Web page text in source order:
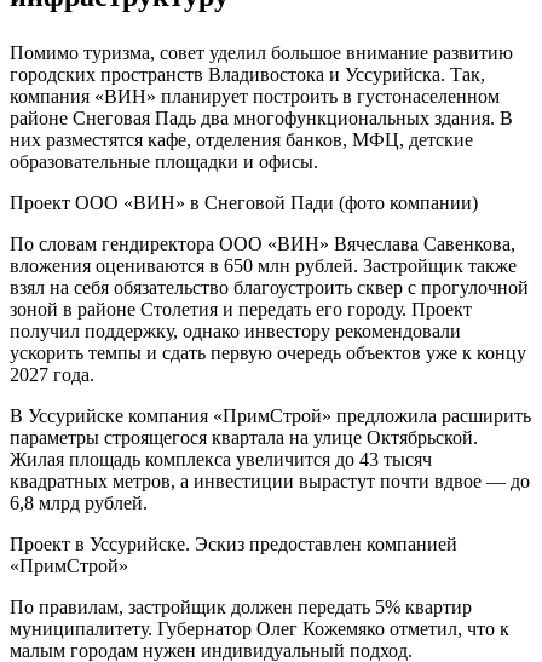
Помимо туризма, совет уделил большое внимание развитию
городских пространств Владивостока и Уссурийска. Так,
компания «ВИН» планирует построить в густонаселенном
районе Снеговая Падь два многофункциональных здания. В
них разместятся кафе, отделения банков, МФЦ, детские
образовательные площадки и офисы.
Проект ООО «ВИН» в Снеговой Пади (фото компании)
По словам гендиректора ООО «ВИН» Вячеслава Савенкова,
вложения оцениваются в 650 млн рублей. Застройщик также
взял на себя обязательство благоустроить сквер с прогулочной
зоной в районе Столетия и передать его городу. Проект
получил поддержку, однако инвестору рекомендовали
ускорить темпы и сдать первую очередь объектов уже к концу
2027 года.
В Уссурийске компания «ПримСтрой» предложила расширить
параметры строящегося квартала на улице Октябрьской.
Жилая площадь комплекса увеличится до 43 тысяч
квадратных метров, а инвестиции вырастут почти вдвое — до
6,8 млрд рублей.
Проект в Уссурийске. Эскиз предоставлен компанией
«ПримСтрой»
По правилам, застройщик должен передать 5% квартир
муниципалитету. Губернатор Олег Кожемяко отметил, что к
малым городам нужен индивидуальный подход.